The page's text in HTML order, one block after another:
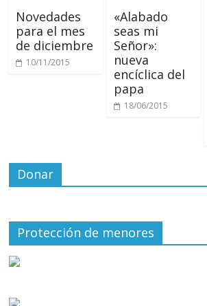
Novedades
para el mes
de diciembre
10/11/2015
«Alabado
seas mi
Señor»:
nueva
encíclica del
papa
18/06/2015
Donar
Protección de menores